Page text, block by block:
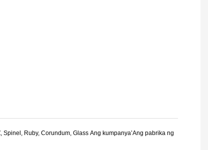
Ruby, Corundum, Glass Ang kumpanya’Ang pabrika ng